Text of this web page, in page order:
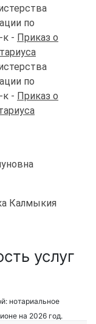
по
- Приказ о
по
- Приказ о
Калмыкия
услуг
нотариальное
на 2026 год.